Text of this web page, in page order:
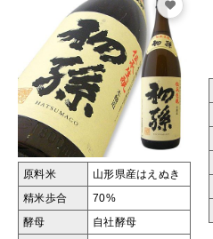
原料米 山形県産はえぬき
精米歩合 70%
酵母 自社酵母